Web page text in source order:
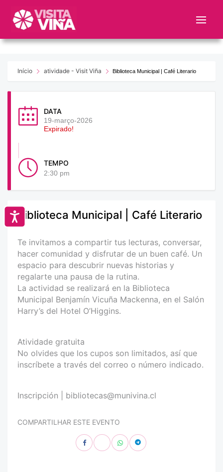
este
web
sistema
Accesibilidad
Início atividade - Visit Viña Biblioteca Municipal | Café Literario
DATA
19-março-2026
Expirado!
TEMPO
2:30 pm
Biblioteca Municipal | Café Literario
Te invitamos a compartir tus lecturas, conversar,
hacer comunidad y disfrutar de un buen café. Un
espacio para descubrir nuevas historias y
regalarte una pausa de la rutina.
La actividad se realizará en la Biblioteca
Municipal Benjamín Vicuña Mackenna, en el Salón
Harry’s del Hotel O’Higgins.
Atividade gratuita
No olvides que los cupos son limitados, así que
inscríbete a través del correo o número indicado.
Inscripción | bibliotecas@munivina.cl
COMPARTILHAR ESTE EVENTO